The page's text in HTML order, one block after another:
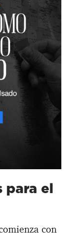
para el
con